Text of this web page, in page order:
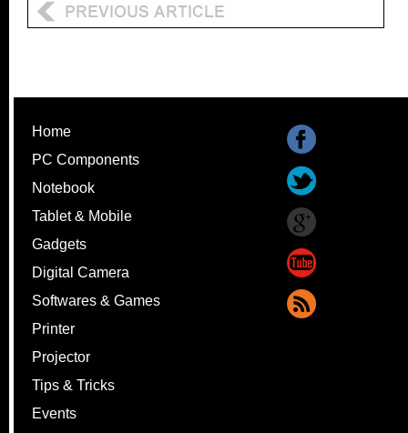
Home
PC Components
Notebook
Tablet & Mobile
Gadgets
Digital Camera
Softwares & Games
Printer
Projector
Tips & Tricks
Events